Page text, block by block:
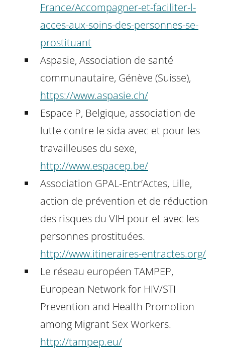
France/Accompagner-et-faciliter-l-
acces-aux-soins-des-personnes-se-
prostituant
Aspasie, Association de santé
communautaire, Génève (Suisse),
https://www.aspasie.ch/
Espace P, Belgique, association de
lutte contre le sida avec et pour les
travailleuses du sexe,
http://www.espacep.be/
Association GPAL-Entr’Actes, Lille,
action de prévention et de réduction
des risques du VIH pour et avec les
personnes prostituées.
http://www.itineraires-entractes.org/
Le réseau européen TAMPEP,
European Network for HIV/STI
Prevention and Health Promotion
among Migrant Sex Workers.
http://tampep.eu/